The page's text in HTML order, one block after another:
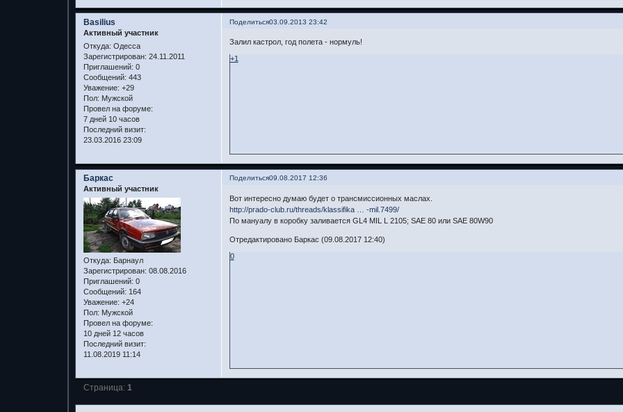
Поделиться03.09.2013 23:42
Basilius
Активный участник
Откуда: Одесса
Зарегистрирован: 24.11.2011
Приглашений: 0
Сообщений: 443
Уважение: +29
Пол: Мужской
Провел на форуме:
7 дней 10 часов
Последний визит:
23.03.2016 23:09
Залил кастрол, год полета - нормуль!
+1
Поделиться09.08.2017 12:36
Баркас
Активный участник
Откуда: Барнаул
Зарегистрирован: 08.08.2016
Приглашений: 0
Сообщений: 164
Уважение: +24
Пол: Мужской
Провел на форуме:
10 дней 12 часов
Последний визит:
11.08.2019 11:14
Вот интересно думаю будет о трансмиссионных маслах.
http://prado-club.ru/threads/klassifika … -mil.7499/
По мануалу в коробку заливается GL4 MIL L 2105; SAE 80 или SAE 80W90
Отредактировано Баркас (09.08.2017 12:40)
0
Страница: 1